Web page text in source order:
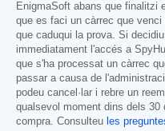
EnigmaSoft abans que finalitzi
que es faci un càrrec que
que caduqui la prova. Si
immediatament l'accés a
que s'ha processat un càrrec
passar a causa de
podeu cancel·lar i rebre un
qualsevol moment dins dels
compra. Consulteu les